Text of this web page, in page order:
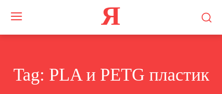
Я
Tag: PLA и PETG пластик